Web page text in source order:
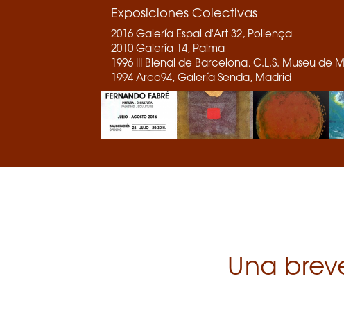
Exposiciones Colectivas
2016 Galería Espai d'Art 32, Pollença
2010 Galería 14, Palma
1996 III Bienal de Barcelona, C.L.S. Museu de
1994 Arco94, Galería Senda, Madrid
Una